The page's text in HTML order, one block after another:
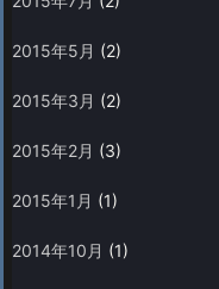
2015年5月 (2)
2015年3月 (2)
2015年2月 (3)
2015年1月 (1)
2014年10月 (1)